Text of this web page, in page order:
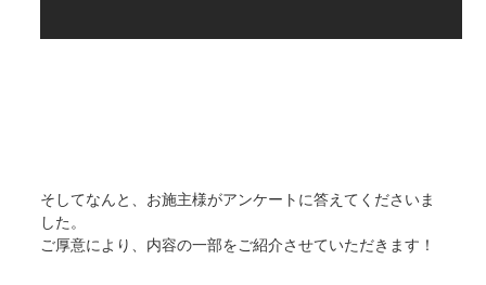
そしてなんと、お施主様がアンケートに答えてくださいま
した。
ご厚意により、内容の一部をご紹介させていただきます！